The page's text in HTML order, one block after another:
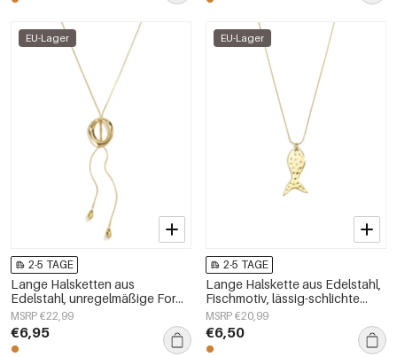
EU-Lager
2-5 TAGE
Lange Halsketten aus
Edelstahl, unregelmäßige Form,
schlichte Alltags-Serie,
Damenschmuck
MSRP €22,99
€6,95
EU-Lager
2-5 TAGE
Lange Halskette aus Edelstahl,
Fischmotiv, lässig-schlichte
Serie, Damenschmuck
MSRP €20,99
€6,50